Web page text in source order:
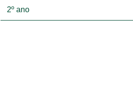
2º ano